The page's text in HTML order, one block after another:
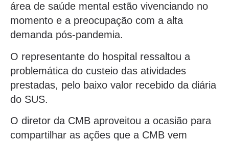
área de saúde mental estão vivenciando no
momento e a preocupação com a alta
demanda pós-pandemia.
O representante do hospital ressaltou a
problemática do custeio das atividades
prestadas, pelo baixo valor recebido da diária
do SUS.
O diretor da CMB aproveitou a ocasião para
compartilhar as ações que a CMB vem